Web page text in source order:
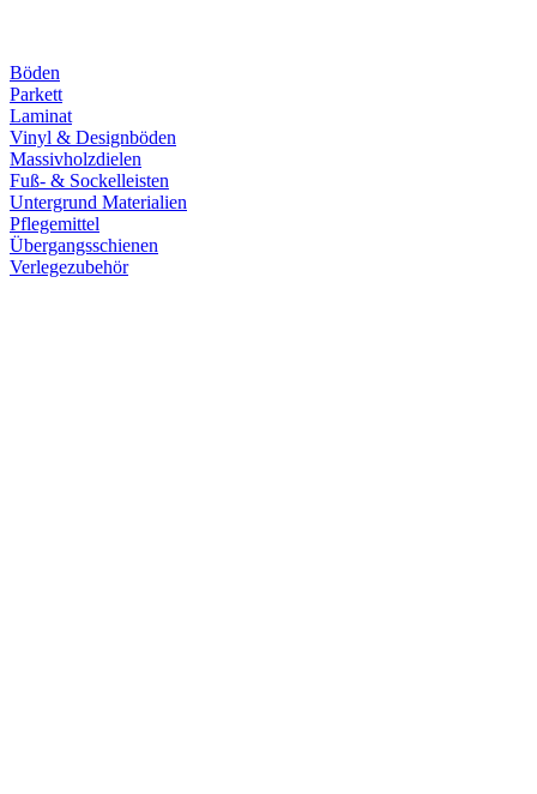
Böden
Parkett
Laminat
Vinyl & Designböden
Massivholzdielen
Fuß- & Sockelleisten
Untergrund Materialien
Pflegemittel
Übergangsschienen
Verlegezubehör